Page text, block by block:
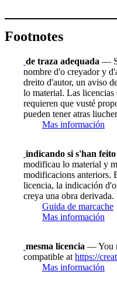
Footnotes
de traza adequada —
nombre d'o creyador y
dreito d'autor, un aviso
lo material. Las
requieren que vusté
pueden tener atras
Mas información
indicando si s'han
modificau lo material y
modificacions anteriors.
licencia, la indicación
creya una obra derivada.
Guida de marcache
Mas información
mesma licencia — You
compatible at https://
Mas información